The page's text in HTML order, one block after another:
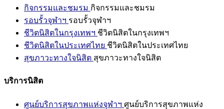
กิจกรรมและชมรม กิจกรรมและชมรม
รอบรั้วจุฬาฯ รอบรั้วจุฬาฯ
ชีวิตนิสิตในกรุงเทพฯ ชีวิตนิสิตในกรุงเทพฯ
ชีวิตนิสิตในประเทศไทย ชีวิตนิสิตในประเทศไทย
สุขภาวะทางใจนิสิต สุขภาวะทางใจนิสิต
บริการนิสิต
ศูนย์บริการสุขภาพแห่งจุฬาฯ ศูนย์บริการสุขภาพแห่ง